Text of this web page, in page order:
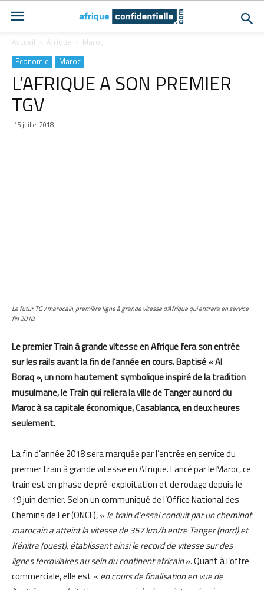
Accueil Afrique Maroc
Economie Maroc
L’AFRIQUE A SON PREMIER
TGV
15 juillet 2018
Le futur TGV marocain, première ligne à grande vitesse d’Afrique qui entrera en service
fin 2018.
Le premier Train à grande vitesse en Afrique fera son entrée
sur les rails avant la fin de l’année en cours. Baptisé « Al
Boraq », un nom hautement symbolique inspiré de la tradition
musulmane, le Train qui reliera la ville de Tanger au nord du
Maroc à sa capitale économique, Casablanca, en deux heures
seulement.
La fin d’année 2018 sera marquée par l’entrée en service du
premier train à grande vitesse en Afrique. Lancé par le Maroc, ce
train est en phase de pré-exploitation et de rodage depuis le
19 juin dernier. Selon un communiqué de l’Office National des
Chemins de Fer (ONCF), « le train d’essai conduit par un cheminot
marocain a atteint la vitesse de 357 km/h entre Tanger (nord) et
Kénitra (ouest), établissant ainsi le record de vitesse sur des
lignes ferroviaires au sein du continent africain». Quant à l’offre
commerciale, elle est « en cours de finalisation en vue de